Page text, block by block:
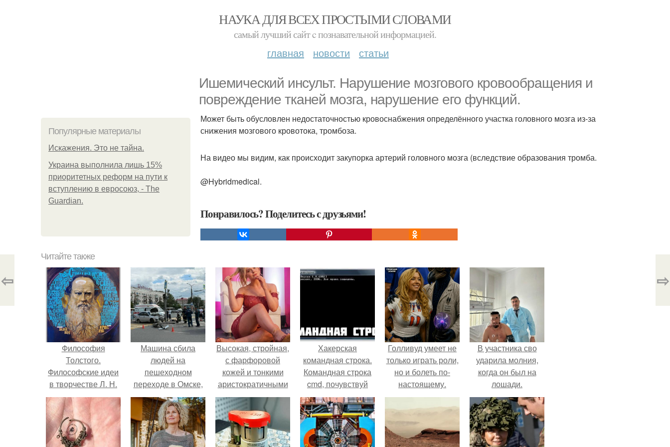
НАУКА ДЛЯ ВСЕХ ПРОСТЫМИ СЛОВАМИ
самый лучший сайт c познавательной информацией.
главная новости статьи
Ишемический инсульт. Нарушение мозгового кровообращения и
повреждение тканей мозга, нарушение его функций.
Популярные материалы
Искажения. Это не тайна.
Украина выполнила лишь 15%
приоритетных реформ на пути к
вступлению в евросоюз, - The
Guardian.
Может быть обусловлен недостаточностью кровоснабжения определённого участка головного мозга из-за
снижения мозгового кровотока, тромбоза.
На видео мы видим, как происходит закупорка артерий головного мозга (вследствие образования тромба.
@Hybridmedical.
Понравилось? Поделитесь с друзьями!
⇦ ⇨
Читайте также
Философия
Толстого.
Философские идеи
в творчестве Л. Н.
Толстого.
Машина сбила
людей на
пешеходном
переходе в Омске,
пострадали 8
человек.
Высокая, стройная,
с фарфоровой
кожей и тонкими
аристократичными
чертами, эль
выглядит так, будто
сошла с полотна
художника.
Хакерская
командная строка.
Командная строка
cmd, почувствуй
себя хакером.
Голливуд умеет не
только играть роли,
но и болеть по-
настоящему.
В участника сво
ударила молния,
когда он был на
лошади.